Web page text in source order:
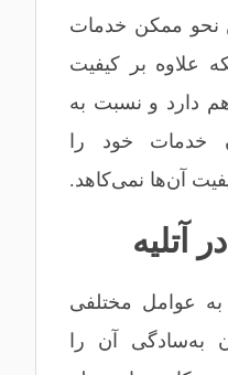
نحو ممکن خدمات
علاوه بر کیفیت
دارد و نسبت به
خدمات خود را
آن‌ها نمی‌کاهد.
آتلیه
عوامل مختلفی
به‌سادگی آن را